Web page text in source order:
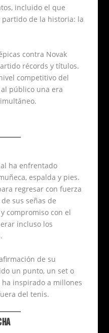
incluido el que
de la historia: la
contra Novak
récords y títulos.
competitivo del
público una era
ha enfrentado
espalda y pies.
regresar con fuerza
sus señas de
compromiso con el
incluso los
de su
un punto, un set o
inspirado a millones
del tenis.